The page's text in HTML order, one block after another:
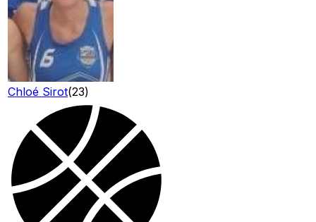
Chloé Sirot(23)